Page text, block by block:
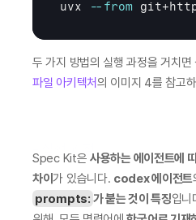
uvx --from git
두 가지 방법의 실행 과정을 거치면
파일 아키텍처의 이미지 4를 참고
Spec Kit은 사용하는 에이전트에
차이가 있습니다. codex 에이전트
prompts: 가 붙는 것이 특징입니